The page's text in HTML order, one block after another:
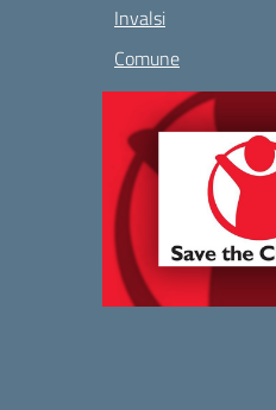
Invalsi
Comune